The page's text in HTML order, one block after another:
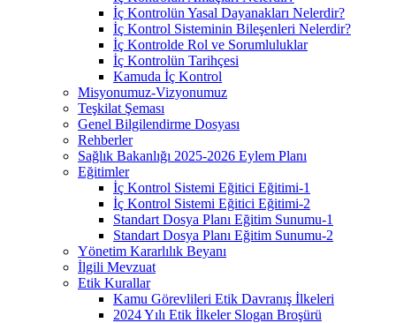
İç Kontrolün Yasal Dayanakları Nelerdir?
İç Kontrol Sisteminin Bileşenleri Nelerdir?
İç Kontrolde Rol ve Sorumluluklar
İç Kontrolün Tarihçesi
Kamuda İç Kontrol
Misyonumuz-Vizyonumuz
Teşkilat Şeması
Genel Bilgilendirme Dosyası
Rehberler
Sağlık Bakanlığı 2025-2026 Eylem Planı
Eğitimler
İç Kontrol Sistemi Eğitici Eğitimi-1
İç Kontrol Sistemi Eğitici Eğitimi-2
Standart Dosya Planı Eğitim Sunumu-1
Standart Dosya Planı Eğitim Sunumu-2
Yönetim Kararlılık Beyanı
İlgili Mevzuat
Etik Kurallar
Kamu Görevlileri Etik Davranış İlkeleri
2024 Yılı Etik İlkeler Slogan Broşürü